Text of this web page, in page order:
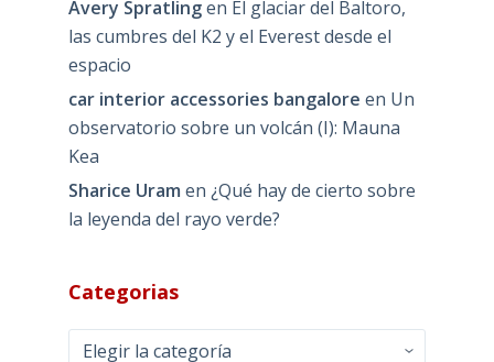
Avery Spratlingen El glaciar del Baltoro,
las cumbres del K2 y el Everest desde el
espacio
car interior accessories bangalore en Un
observatorio sobre un volcán (I): Mauna
Kea
Sharice Uram en ¿Qué hay de cierto sobre
la leyenda del rayo verde?
Categorias
Categorias